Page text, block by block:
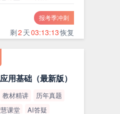
报考季冲刺
剩2 天03:13:12恢复
用基础（最新版）
教材精讲
历年真题
课堂
AI答疑